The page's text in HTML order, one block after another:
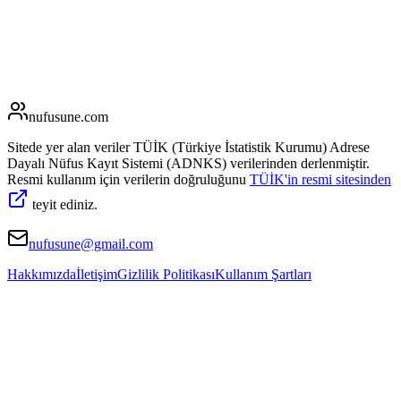
nufusune.com
Sitede yer alan veriler TÜİK (Türkiye İstatistik Kurumu) Adrese
Dayalı Nüfus Kayıt Sistemi (ADNKS) verilerinden derlenmiştir.
Resmi kullanım için verilerin doğruluğunu TÜİK'in resmi sitesinden
teyit ediniz.
nufusune@gmail.com
HakkımızdaİletişimGizlilik PolitikasıKullanım Şartları